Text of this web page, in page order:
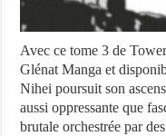
Avec ce tome 3 de
Glénat Manga et
Nihei poursuit son
aussi oppressante que
brutale orchestrée par